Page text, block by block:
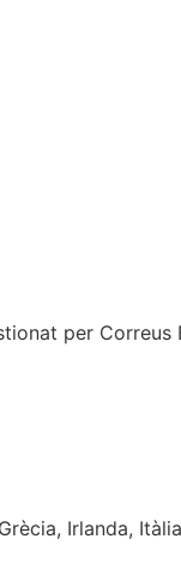
per Correus
Irlanda,